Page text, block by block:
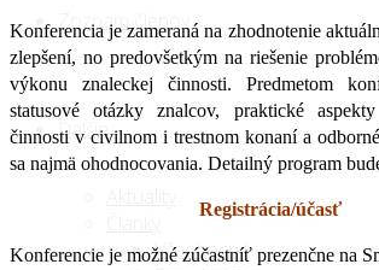
Zoznam členov
Ďalšie
Všeobecné
Konferencia je zameraná na zhodnotenie
zlepšení, no predovšetkým na riešenie
výkonu znaleckej činnosti. Predmetom
statusové otázky znalcov, praktické
činnosti v civilnom i trestnom konaní a
sa najmä ohodnocovania. Detailný program
Registrácia/účasť
Konferencie je možné zúčastníť prezenčne na